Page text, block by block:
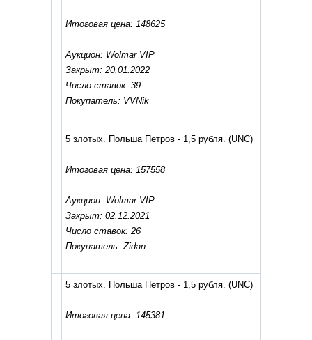
Итоговая цена: 148625
Аукцион: Wolmar VIP
Закрыт: 20.01.2022
Число ставок: 39
Покупатель: VVNik
5 злотых. Польша Петров - 1,5 рубля. (UNC)
Итоговая цена: 157558
Аукцион: Wolmar VIP
Закрыт: 02.12.2021
Число ставок: 26
Покупатель: Zidan
5 злотых. Польша Петров - 1,5 рубля. (UNC)
Итоговая цена: 145381